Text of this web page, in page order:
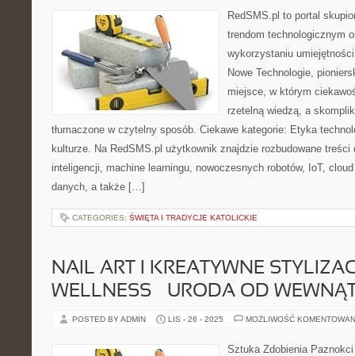
RedSMS.pl to portal
trendom technologicznym
wykorzystaniu
Nowe Technologie,
miejsce, w którym
rzetelną wiedzą, a
tłumaczone w czytelny sposób. Ciekawe kategorie: Etyka
kulturze. Na RedSMS.pl użytkownik znajdzie rozbudowane
inteligencji, machine learningu, nowoczesnych robotów, IoT,
danych, a także […]
CATEGORIES: ŚWIĘTA I TRADYCJE KATOLICKIE
NAIL ART I KREATYWNE
WELLNESS – URODA OD
POSTED BY ADMIN LIS - 26 - 2025 MOŻLIWOŚĆ
Sztuka Zdobienia